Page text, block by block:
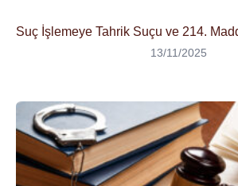
Suç İşlemeye Tahrik Suçu ve 214.
13/11/2025